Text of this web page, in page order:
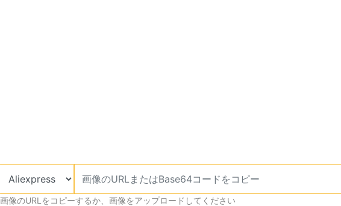
画像のURLをコピーするか、画像をアップロードしてください